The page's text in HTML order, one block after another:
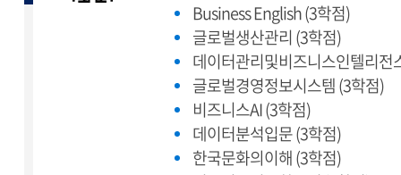
Business English (3학점)
글로벌생산관리 (3학점)
데이터관리및비즈니스인텔리전
글로벌경영정보시스템 (3학점)
비즈니스AI (3학점)
데이터분석입문 (3학점)
한국문화의이해 (3학점)